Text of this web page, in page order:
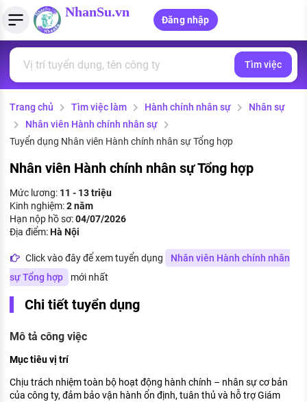
NhanSu.vn
Đăng nhập
Tìm việc làm
Việc làm ngành luật
Việc làm lương cao
Việc làm tốt nhất
CÔNG TY
Danh sách nhà tuyển dụng
Nhà tuyển dụng hàng đầu
Quản lý CV
Tải CV lên
Tạo CV trực tuyến
Mẫu CV đơn giản
Tính lương Gross - Net
Tính thuế thu nhập cá nhân
Tính trợ cấp thất nghiệp
PHÁP LUẬT VIỆT NAM
Văn bản pháp luật
Chính sách mới
PHÁP LUẬT LAO ĐỘNG
Lao động và tiền lương
Bảo hiểm và phúc lợi
Thuế thu nhập
Hồ sơ biểu mẫu
Tử vi nghề nghiệp
HƯỚNG NGHIỆP VIỆC LÀM
Tìm việc
Trang chủ Tìm việc làm Hành chính nhân sự
Nhân sự
Nhân viên Hành chính nhân sự
Tuyển dụng Nhân viên Hành chính nhân sự Tổng hợp
Nhân viên Hành chính nhân sự Tổng hợp
Mức lương: 11 - 13 triệu
Kinh nghiệm:2 năm
Hạn nộp hồ sơ:04/07/2026
Địa điểm:Hà Nội
Click vào đây để xem tuyển dụng
Nhân viên Hành chính nhân
sự Tổng hợp
mới nhất
Chi tiết tuyển dụng
Mô tả công việc
Mục tiêu vị trí
Chịu trách nhiệm toàn bộ hoạt động hành chính – nhân sự cơ bản
của công ty, đảm bảo vận hành ổn định, tuân thủ và hỗ trợ Giám